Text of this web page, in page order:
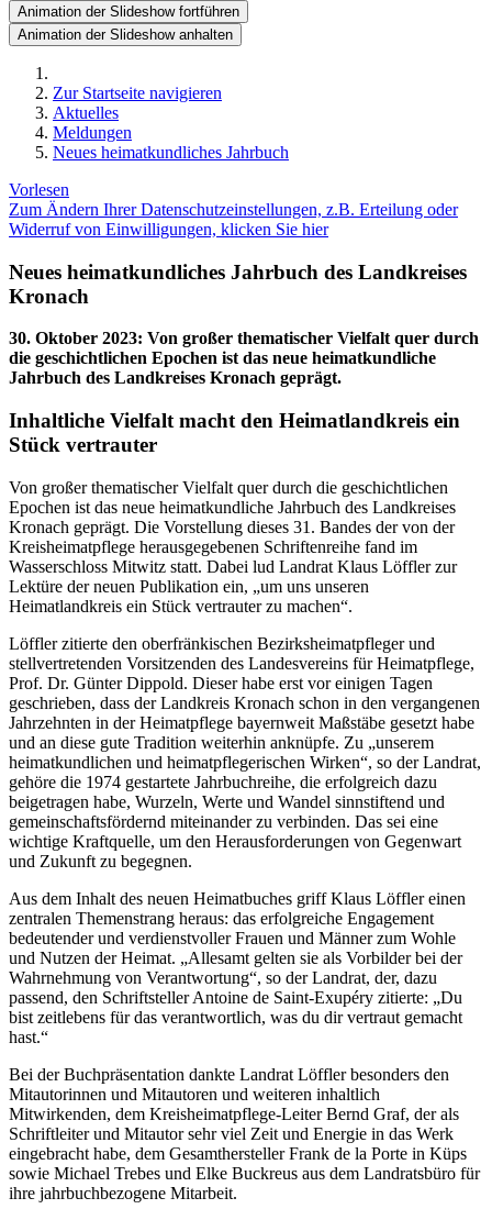
Animation der Slideshow fortführen
Animation der Slideshow anhalten
Zur Startseite navigieren
Aktuelles
Meldungen
Neues heimatkundliches Jahrbuch
Vorlesen
Zum Ändern Ihrer Datenschutzeinstellungen, z.B. Erteilung oder
Widerruf von Einwilligungen, klicken Sie hier
Neues heimatkundliches Jahrbuch des Landkreises
Kronach
30. Oktober 2023: Von großer thematischer Vielfalt quer durch
die geschichtlichen Epochen ist das neue heimatkundliche
Jahrbuch des Landkreises Kronach geprägt.
Inhaltliche Vielfalt macht den Heimatlandkreis ein
Stück vertrauter
Von großer thematischer Vielfalt quer durch die geschichtlichen
Epochen ist das neue heimatkundliche Jahrbuch des Landkreises
Kronach geprägt. Die Vorstellung dieses 31. Bandes der von der
Kreisheimatpflege herausgegebenen Schriftenreihe fand im
Wasserschloss Mitwitz statt. Dabei lud Landrat Klaus Löffler zur
Lektüre der neuen Publikation ein, „um uns unseren
Heimatlandkreis ein Stück vertrauter zu machen“.
Löffler zitierte den oberfränkischen Bezirksheimatpfleger und
stellvertretenden Vorsitzenden des Landesvereins für Heimatpflege,
Prof. Dr. Günter Dippold. Dieser habe erst vor einigen Tagen
geschrieben, dass der Landkreis Kronach schon in den vergangenen
Jahrzehnten in der Heimatpflege bayernweit Maßstäbe gesetzt habe
und an diese gute Tradition weiterhin anknüpfe. Zu „unserem
heimatkundlichen und heimatpflegerischen Wirken“, so der Landrat,
gehöre die 1974 gestartete Jahrbuchreihe, die erfolgreich dazu
beigetragen habe, Wurzeln, Werte und Wandel sinnstiftend und
gemeinschaftsfördernd miteinander zu verbinden. Das sei eine
wichtige Kraftquelle, um den Herausforderungen von Gegenwart
und Zukunft zu begegnen.
Aus dem Inhalt des neuen Heimatbuches griff Klaus Löffler einen
zentralen Themenstrang heraus: das erfolgreiche Engagement
bedeutender und verdienstvoller Frauen und Männer zum Wohle
und Nutzen der Heimat. „Allesamt gelten sie als Vorbilder bei der
Wahrnehmung von Verantwortung“, so der Landrat, der, dazu
passend, den Schriftsteller Antoine de Saint-Exupéry zitierte: „Du
bist zeitlebens für das verantwortlich, was du dir vertraut gemacht
hast.“
Bei der Buchpräsentation dankte Landrat Löffler besonders den
Mitautorinnen und Mitautoren und weiteren inhaltlich
Mitwirkenden, dem Kreisheimatpflege-Leiter Bernd Graf, der als
Schriftleiter und Mitautor sehr viel Zeit und Energie in das Werk
eingebracht habe, dem Gesamthersteller Frank de la Porte in Küps
sowie Michael Trebes und Elke Buckreus aus dem Landratsbüro für
ihre jahrbuchbezogene Mitarbeit.